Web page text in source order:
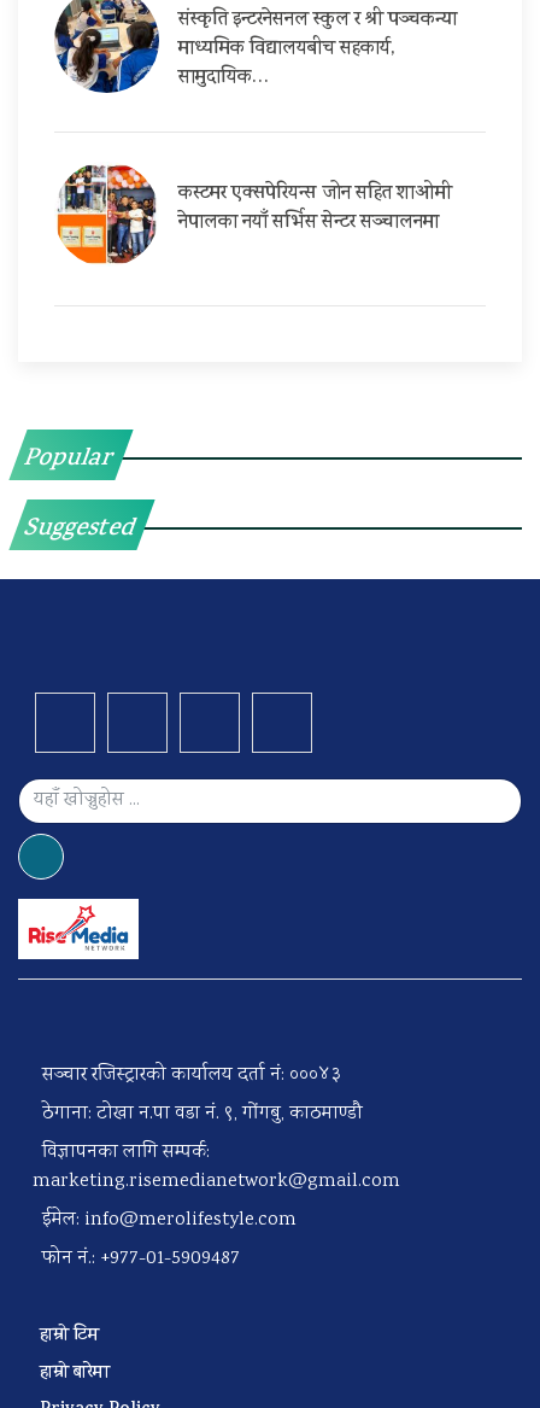
संस्कृति इन्टरनेसनल स्कुल र श्री पञ्चकन्या
माध्यमिक विद्यालयबीच सहकार्य,
सामुदायिक…
कस्टमर एक्सपेरियन्स जोन सहित शाओमी
नेपालका नयाँ सर्भिस सेन्टर सञ्चालनमा
Popular
Suggested
सञ्चार रजिस्ट्रारको कार्यालय दर्ता नं: ०००४३
ठेगाना: टोखा न.पा वडा नं. ९, गोंगबु, काठमाण्डौ
विज्ञापनका लागि सम्पर्क:
marketing.risemedianetwork@gmail.com
ईमेल: info@merolifestyle.com
फोन नं.: +977-01-5909487
हाम्रो टिम
हाम्रो बारेमा